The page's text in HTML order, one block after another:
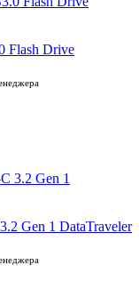
Flash Drive
Gen 1 DataTraveler